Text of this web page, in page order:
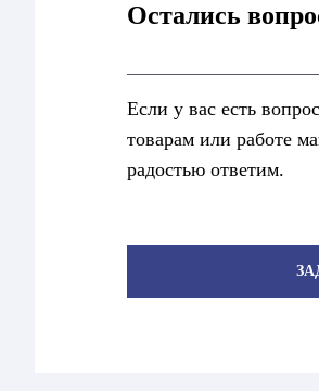
Остались
Если у вас есть
товарам или работе
радостью ответим.